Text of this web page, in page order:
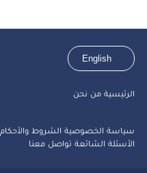
English
الرئيسية من نحن
سياسة الخصوصية الشروط والأحكام
الأسئلة الشائعة تواصل معنا